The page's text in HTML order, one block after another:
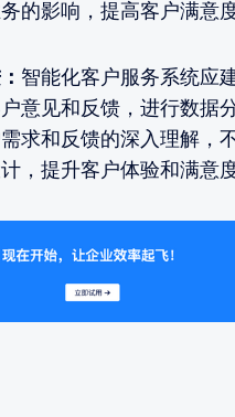
的影响，提高客户满意度
智能化客户服务系统应
意见和反馈，进行数据
求和反馈的深入理解，
，提升客户体验和满意度